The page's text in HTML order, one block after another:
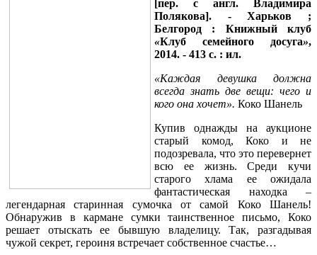
[пер. с англ. Владимира
Полякова]. - Харьков ;
Белгород : Книжный клуб
«Клуб семейного досуга»,
2014. - 413 с. : ил.
«Каждая девушка должна
всегда знать две вещи: чего и
кого она хочет». Коко Шанель
Купив однажды на аукционе
старый комод, Коко и не
подозревала, что это перевернет
всю ее жизнь. Среди кучи
старого хлама ее ожидала
фантастическая находка –
легендарная старинная сумочка от самой Коко Шанель!
Обнаружив в кармане сумки таинственное письмо, Коко
решает отыскать ее бывшую владелицу. Так, разгадывая
чужой секрет, героиня встречает собственное счастье…